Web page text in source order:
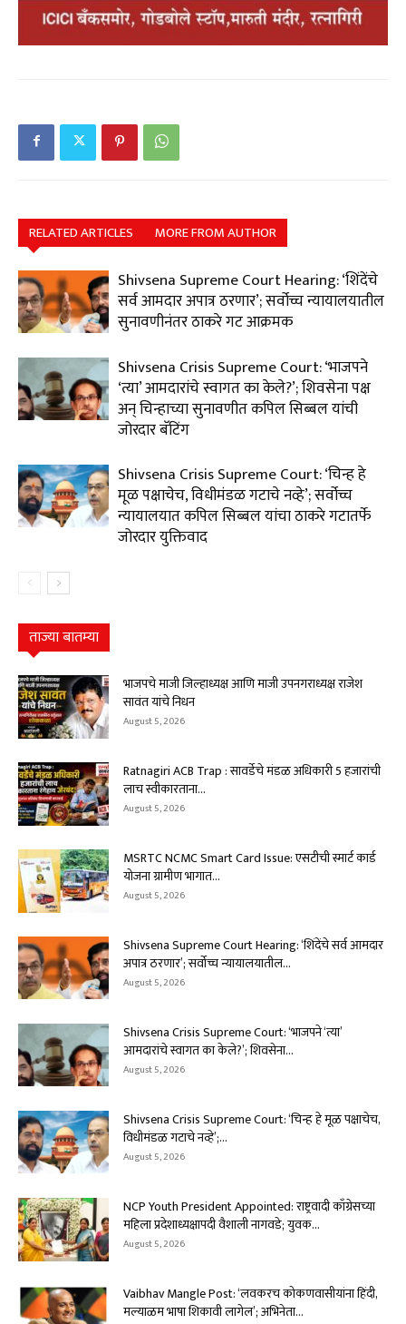
RELATED ARTICLES MORE FROM AUTHOR
Shivsena Supreme Court Hearing: ‘शिंदेंचे
सर्व आमदार अपात्र ठरणार’; सर्वोच्च न्यायालयातील
सुनावणीनंतर ठाकरे गट आक्रमक
Shivsena Crisis Supreme Court: ‘भाजपने
‘त्या’ आमदारांचे स्वागत का केले?’; शिवसेना पक्ष
अन् चिन्हाच्या सुनावणीत कपिल सिब्बल यांची
जोरदार बॅटिंग
Shivsena Crisis Supreme Court: ‘चिन्ह हे
मूळ पक्षाचेच, विधीमंडळ गटाचे नव्हे’; सर्वोच्च
न्यायालयात कपिल सिब्बल यांचा ठाकरे गटातर्फे
जोरदार युक्तिवाद
ताज्या बातम्या
भाजपचे माजी जिल्हाध्यक्ष आणि माजी उपनगराध्यक्ष राजेश
सावंत यांचे निधन
August 5, 2026
Ratnagiri ACB Trap : सावर्डेचे मंडळ अधिकारी ₹5 हजारांची
लाच स्वीकारताना...
August 5, 2026
MSRTC NCMC Smart Card Issue: एसटीची स्मार्ट कार्ड
योजना ग्रामीण भागात...
August 5, 2026
Shivsena Supreme Court Hearing: ‘शिंदेंचे सर्व आमदार
अपात्र ठरणार’; सर्वोच्च न्यायालयातील...
August 5, 2026
Shivsena Crisis Supreme Court: ‘भाजपने ‘त्या’
आमदारांचे स्वागत का केले?’; शिवसेना...
August 5, 2026
Shivsena Crisis Supreme Court: ‘चिन्ह हे मूळ पक्षाचेच,
विधीमंडळ गटाचे नव्हे’;...
August 5, 2026
NCP Youth President Appointed: राष्ट्रवादी काँग्रेसच्या
महिला प्रदेशाध्यक्षापदी वैशाली नागवडे; युवक...
August 5, 2026
Vaibhav Mangle Post: ‘लवकरच कोकणवासीयांना हिंदी,
मल्याळम भाषा शिकावी लागेल’; अभिनेता...